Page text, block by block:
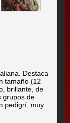
Destaca
tamaño (12
brillante, de
grupos de
pedigrí, muy